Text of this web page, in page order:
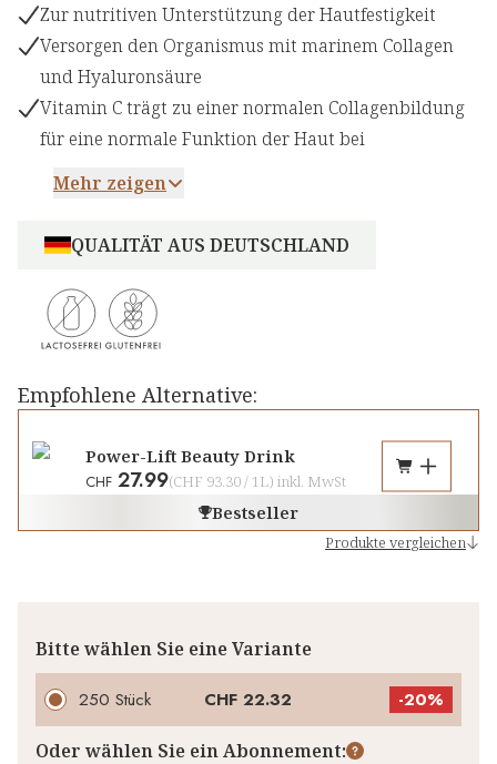
Zur nutritiven Unterstützung der Hautfestigkeit
Versorgen den Organismus mit marinem Collagen
und Hyaluronsäure
Vitamin C trägt zu einer normalen Collagenbildung
für eine normale Funktion der Haut bei
Mehr zeigen
QUALITÄT AUS DEUTSCHLAND
Empfohlene Alternative:
Power-Lift Beauty Drink
CHF 27.99(CHF 93.30/ 1L) inkl. MwSt
Bestseller
Produkte vergleichen
Bitte wählen Sie eine Variante
250 Stück CHF 22.32 -20%
Oder wählen Sie ein Abonnement: